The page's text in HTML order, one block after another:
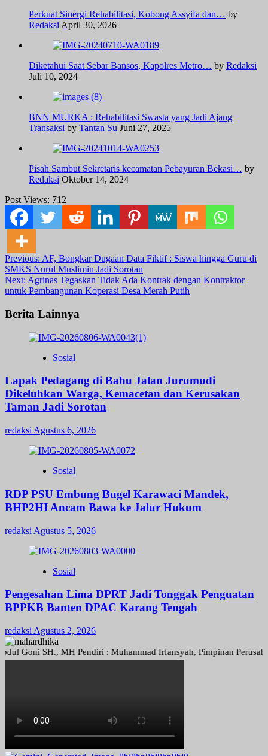
Perkuat Sinergi Rehabilitasi, Kobong Assyifa dan… by
Redaksi April 30, 2026
Diketahui Saat Sebar Bansos, Kapolres Metro… by Redaksi
Juli 10, 2024
BNN MURKA : Rehabilitasi Swasta yang Jadi Ajang
Transaksi by Tantan Su Juni 27, 2025
Pisah Sambut Sekretaris kecamatan Pebayuran Bekasi… by
Redaksi Oktober 14, 2024
Post Views: 712
Post
navigation
Previous: AF, Bongkar Dugaan Data Fiktif : Siswa hingga Guru di
SMKS Nurul Muslimin Jadi Sorotan
Next: Agrinas Tegaskan Tidak Ada Kontrak dengan Kontraktor
untuk Pembangunan Koperasi Desa Merah Putih
Berita Lainnya
Sosial
Lapak Pedagang di Bahu Jalan Jurumudi
Dikeluhkan Warga, Kemacetan dan Kerusakan
Taman Jadi Sorotan
redaksi Agustus 6, 2026
Sosial
RDP PSU Embung Bugel Karawaci Mandek,
BHP2HI Ancam Bawa ke Jalur Hukum
redaksi Agustus 5, 2026
Sosial
Pengesahan Lima DPRT Jadi Tonggak Penguatan
BPPKB Banten DPAC Karang Tengah
redaksi Agustus 2, 2026
Goni SH., MH Pendiri : Muhammad Irfansyah, Pimpinan